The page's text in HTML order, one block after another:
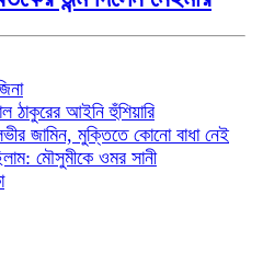
আইনি হুঁশিয়ারি
জামিন, মুক্তিতে কোনো বাধা নেই
মৌসুমীকে ওমর সানী